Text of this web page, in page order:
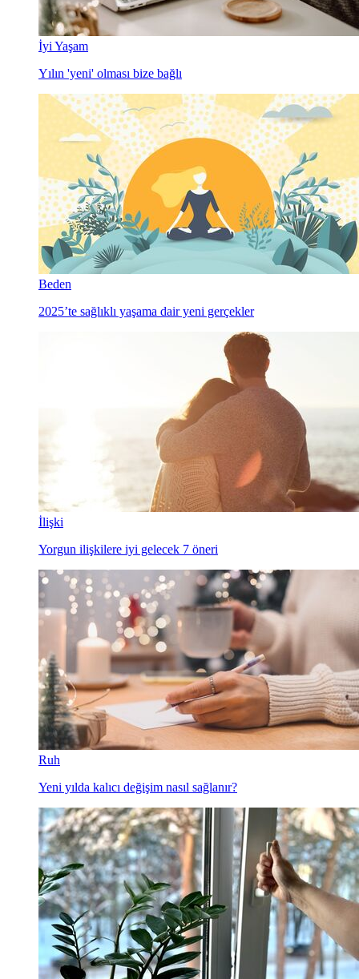
İyi Yaşam
Yılın 'yeni' olması bize bağlı
Beden
2025’te sağlıklı yaşama dair yeni gerçekler
İlişki
Yorgun ilişkilere iyi gelecek 7 öneri
Ruh
Yeni yılda kalıcı değişim nasıl sağlanır?